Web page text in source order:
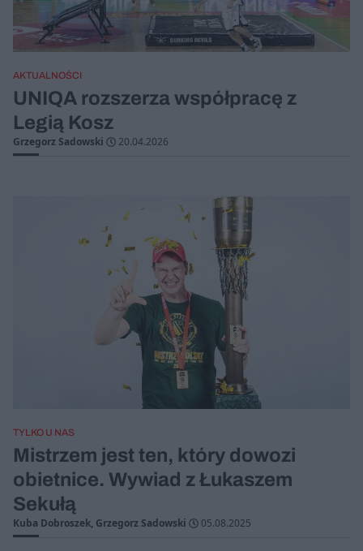
AKTUALNOŚCI
UNIQA rozszerza współpracę z
Legią Kosz
Grzegorz Sadowski 20.04.2026
TYLKO U NAS
Mistrzem jest ten, który dowozi
obietnice. Wywiad z Łukaszem
Sekułą
Kuba Dobroszek, Grzegorz Sadowski 05.08.2025